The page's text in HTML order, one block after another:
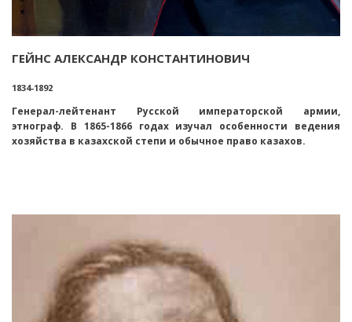
ГЕЙНС АЛЕКСАНДР КОНСТАНТИНОВИЧ
1834-1892
Генерал-лейтенант Русской императорской армии,
этнограф. В 1865-1866 годах изучал особенности ведения
хозяйства в казахской степи и обычное право казахов.